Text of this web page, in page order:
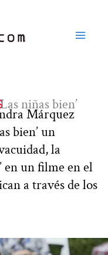
niñas bien’
Márquez
bien’ un
la
en un filme en el
a través de los